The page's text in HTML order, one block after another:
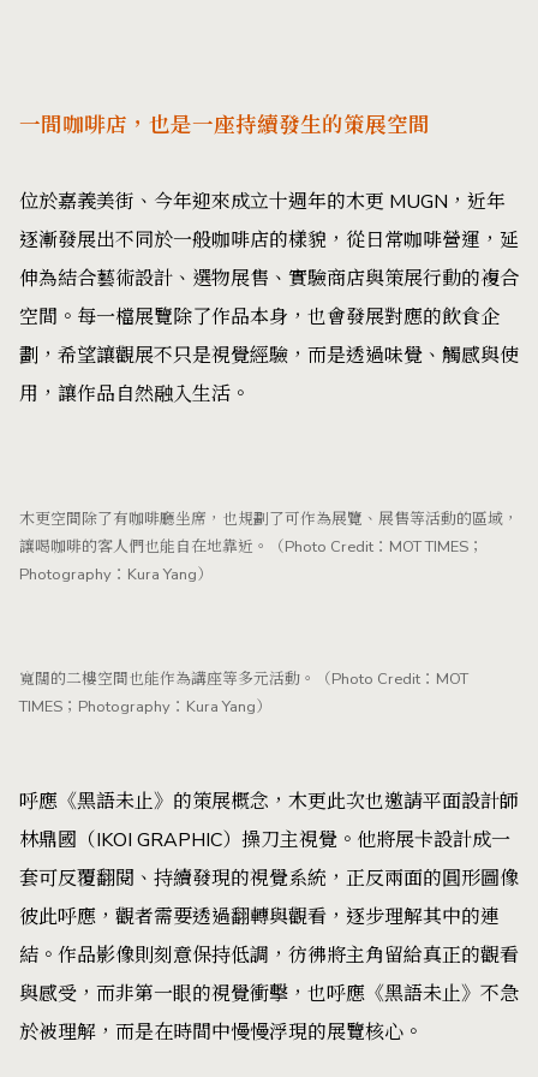
一間咖啡店，也是一座持續發生的策展空間
位於嘉義美街、今年迎來成立十週年的木更 MUGN，近年
逐漸發展出不同於一般咖啡店的樣貌，從日常咖啡營運，延
伸為結合藝術設計、選物展售、實驗商店與策展行動的複合
空間。每一檔展覽除了作品本身，也會發展對應的飲食企
劃，希望讓觀展不只是視覺經驗，而是透過味覺、觸感與使
用，讓作品自然融入生活。